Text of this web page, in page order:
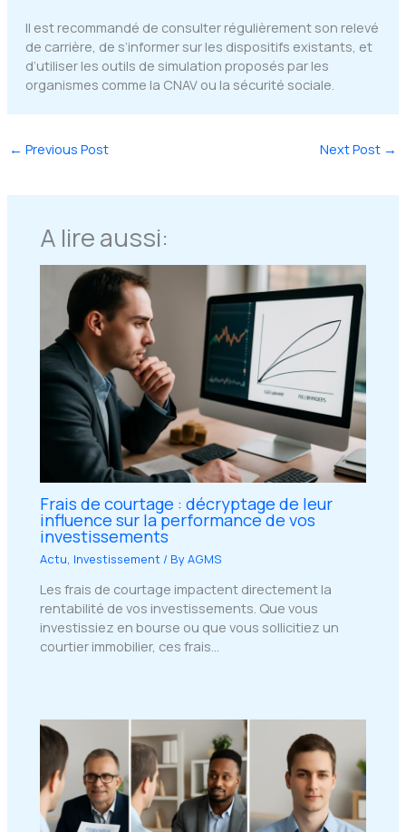
Il est recommandé de consulter régulièrement son relevé
de carrière, de s’informer sur les dispositifs existants, et
d’utiliser les outils de simulation proposés par les
organismes comme la CNAV ou la sécurité sociale.
← Previous Post Next Post →
A lire aussi:
Frais de courtage : décryptage de leur
influence sur la performance de vos
investissements
Actu, Investissement / ByAGMS
Les frais de courtage impactent directement la
rentabilité de vos investissements. Que vous
investissiez en bourse ou que vous sollicitiez un
courtier immobilier, ces frais…